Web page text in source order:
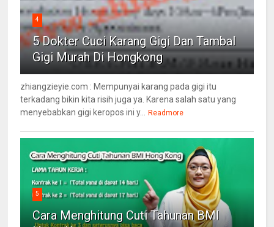
4
5 Dokter Cuci Karang Gigi Dan Tambal
Gigi Murah Di Hongkong
zhiangzieyie.com : Mempunyai karang pada gigi itu
terkadang bikin kita risih juga ya. Karena salah satu yang
menyebabkan gigi keropos ini y... Readmore
5
Cara Menghitung Cuti Tahunan BMI